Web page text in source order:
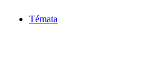
Témata